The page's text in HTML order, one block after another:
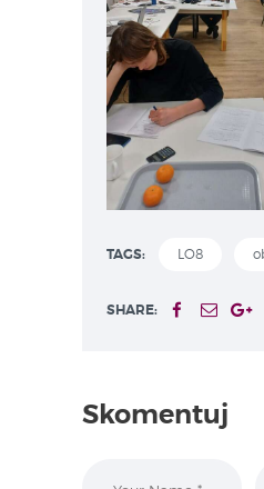
TAGS: LO8
SHARE:
Skomentuj